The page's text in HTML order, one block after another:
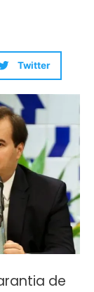
Twitter
de